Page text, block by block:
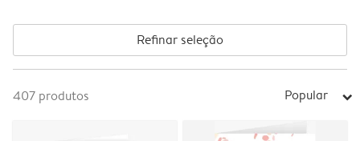
Refinar seleção
407 produtos Popular arrow_right